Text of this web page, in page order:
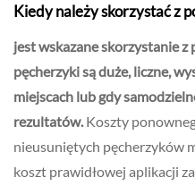
Kiedy należy skorzystać z
jest wskazane skorzystanie
pęcherzyki są duże, liczne,
miejscach lub gdy
rezultatów. Koszty
nieusuniętych pęcherzyków
koszt prawidłowej aplikacji